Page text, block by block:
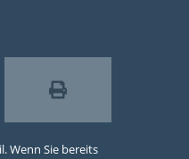
Wenn Sie bereits